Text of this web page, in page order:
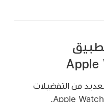
من التفضيلات